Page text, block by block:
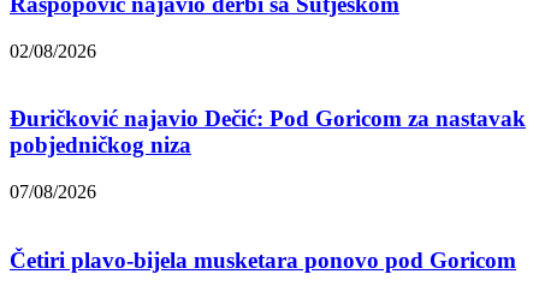
02/08/2026
Đuričković najavio Dečić: Pod Goricom za nastavak
pobjedničkog niza
07/08/2026
Četiri plavo-bijela musketara ponovo pod Goricom